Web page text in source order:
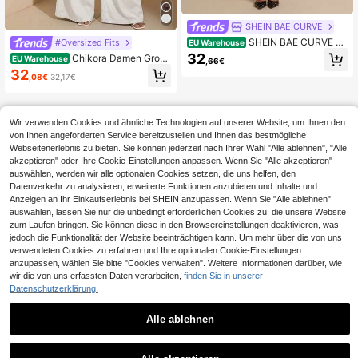
#Oversized Fits
EU Warehouse Chikora Damen Große
Größen Set aus einfarbigem Langar
m-Top und weiter Hose, 2-teilig, Lä
32,08€ 32,17€
SHEIN BAE CURVE
EU Warehouse SHEIN BAE CURVE D
amen Große Größen Schwarzes An
zugset, Ärmelloses Top, Langer Bla
32 ,66€
Wir verwenden Cookies und ähnliche Technologien auf unserer Website, um Ihnen den
von Ihnen angeforderten Service bereitzustellen und Ihnen das bestmögliche
Webseitenerlebnis zu bieten. Sie können jederzeit nach Ihrer Wahl "Alle ablehnen", "Alle
akzeptieren" oder Ihre Cookie-Einstellungen anpassen. Wenn Sie "Alle akzeptieren"
auswählen, werden wir alle optionalen Cookies setzen, die uns helfen, den
Datenverkehr zu analysieren, erweiterte Funktionen anzubieten und Inhalte und
Anzeigen an Ihr Einkaufserlebnis bei SHEIN anzupassen. Wenn Sie "Alle ablehnen"
auswählen, lassen Sie nur die unbedingt erforderlichen Cookies zu, die unsere Website
zum Laufen bringen. Sie können diese in den Browsereinstellungen deaktivieren, was
jedoch die Funktionalität der Website beeinträchtigen kann. Um mehr über die von uns
verwendeten Cookies zu erfahren und Ihre optionalen Cookie-Einstellungen
anzupassen, wählen Sie bitte "Cookies verwalten". Weitere Informationen darüber, wie
wir die von uns erfassten Daten verarbeiten, finden Sie in unserer
Datenschutzerklärung.
Alle ablehnen